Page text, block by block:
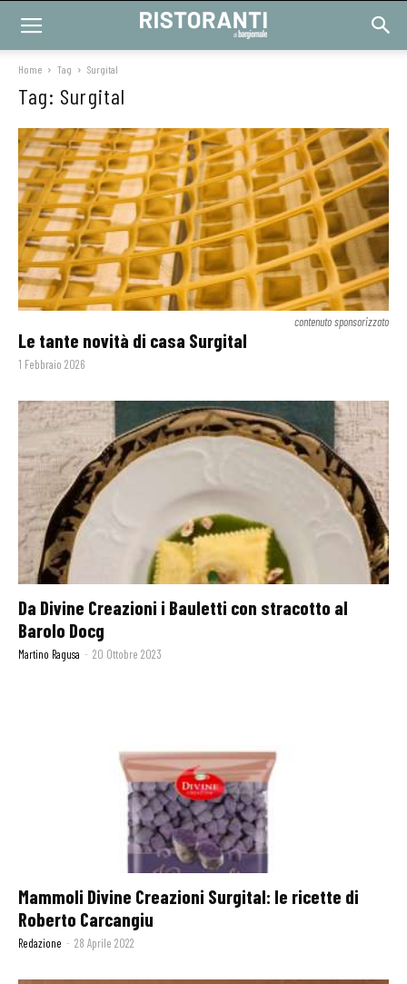
Home Tag Surgital
Tag: Surgital
contenuto sponsorizzato
Le tante novità di casa Surgital
1 Febbraio 2026
Da Divine Creazioni i Bauletti con stracotto al
Barolo Docg
Martino Ragusa - 20 Ottobre 2023
Mammoli Divine Creazioni Surgital: le ricette di
Roberto Carcangiu
Redazione - 28 Aprile 2022